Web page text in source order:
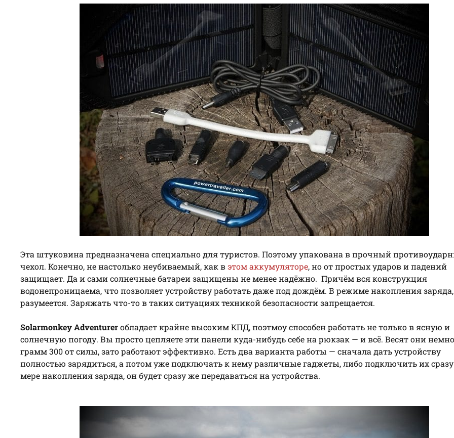
Эта штуковина предназначена специально для туристов. Поэтому упакована в прочный
чехол. Конечно, не настолько неубиваемый, как вэтом аккумуляторе, но от простых ударов и падений
защищает. Да и сами солнечные батареи защищены не менее надёжно. Причём вся конструкция
водонепроницаема, что позволяет устройству работать даже под дождём. В режиме накопления заряда,
разумеется. Заряжать что-то в таких ситуациях техникой безопасности запрещается.
Solarmonkey Adventurerобладает крайне высоким КПД, поэтмоу способен работать не только в ясную и
солнечную погоду. Вы просто цепляете эти панели куда-нибудь себе на рюкзак — и всё. Весят они
грамм 300 от силы, зато работают эффективно. Есть два варианта работы — сначала дать устройству
полностью зарядиться, а потом уже подключать к нему различные гаджеты, либо подключить их
мере накопления заряда, он будет сразу же передаваться на устройства.